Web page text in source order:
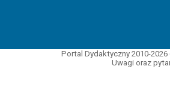
Portal Dydaktyczny 2010-
Uwagi oraz